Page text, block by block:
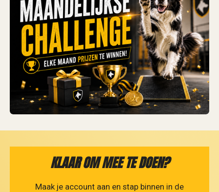
KLAAR OM MEE TE DOEN?
Maak je account aan en stap binnen in de